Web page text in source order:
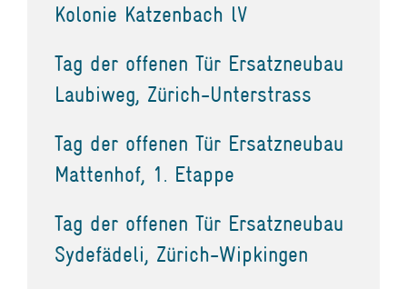
Kolonie Katzenbach lV
Tag der offenen Tür Ersatzneubau
Laubiweg, Zürich-Unterstrass
Tag der offenen Tür Ersatzneubau
Mattenhof, 1. Etappe
Tag der offenen Tür Ersatzneubau
Sydefädeli, Zürich-Wipkingen